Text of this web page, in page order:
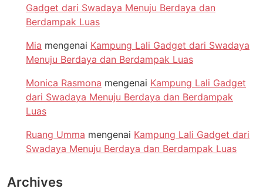
Gadget dari Swadaya Menuju Berdaya dan
Berdampak Luas
Mia mengenai Kampung Lali Gadget dari Swadaya
Menuju Berdaya dan Berdampak Luas
Monica Rasmona mengenai Kampung Lali Gadget
dari Swadaya Menuju Berdaya dan Berdampak
Luas
Ruang Umma mengenai Kampung Lali Gadget dari
Swadaya Menuju Berdaya dan Berdampak Luas
Archives